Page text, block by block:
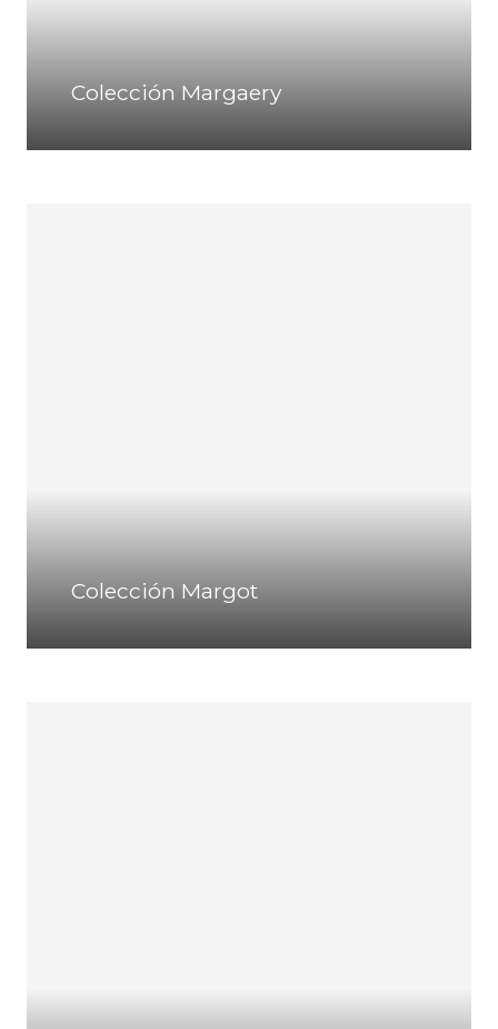
Colección Margaery
Colección Margot